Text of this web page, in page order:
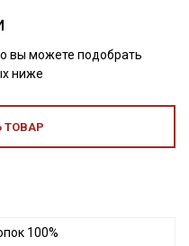
вы можете подобрать
ниже
ТОВАР
100%